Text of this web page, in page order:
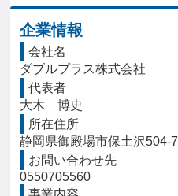
企業情報
会社名
ダブルプラス株式会社
代表者
大木　博史
所在住所
静岡県御殿場市保土沢504-7
お問い合わせ先
0550705560